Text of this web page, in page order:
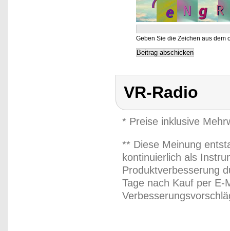
Geben Sie die Zeichen aus dem
VR-Radio
* Preise inklusive
** Diese Meinung
kontinuierlich als
Produktverbesserung
Tage nach Kauf per E-